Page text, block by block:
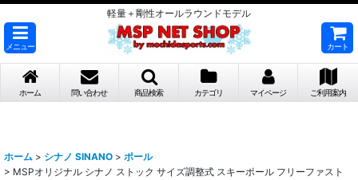
軽量＋剛性オールラウンドモデル
メニュー カート
ホーム 問い合わせ 商品検索 カテゴリ マイページ ご利用案内
ホーム > シナノ SINANO > ポール
> MSPオリジナル シナノ ストック サイズ調整式 スキーポール フリーファスト